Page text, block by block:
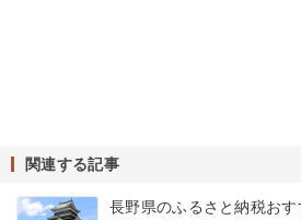
関連する記事
長野県のふるさと納税お